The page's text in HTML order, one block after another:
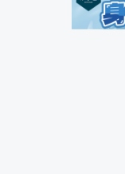
包裹著